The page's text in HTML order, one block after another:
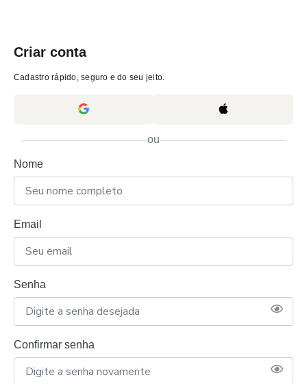
Criar conta
Cadastro rápido, seguro e do seu jeito.
ou
Nome
Email
Senha
Confirmar senha